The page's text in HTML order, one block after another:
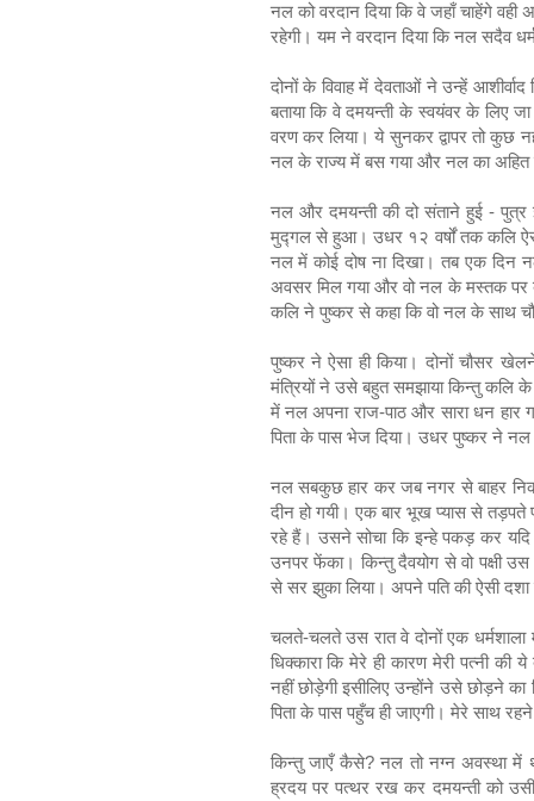
नल को वरदान दिया कि वे जहाँ चाहेंगे
रहेगी। यम ने वरदान दिया कि नल सदैव
दोनों के विवाह में देवताओं ने उन्हें
बताया कि वे दमयन्ती के स्वयंवर के लिए
वरण कर लिया। ये सुनकर द्वापर तो कुछ
नल के राज्य में बस गया और नल का अहित
नल और दमयन्ती की दो संताने हुई - पुत्र
मुद्गल से हुआ। उधर १२ वर्षों तक कलि
नल में कोई दोष ना दिखा। तब एक
अवसर मिल गया और वो नल के मस्तक पर
कलि ने पुष्कर से कहा कि वो नल के
पुष्कर ने ऐसा ही किया। दोनों चौसर
मंत्रियों ने उसे बहुत समझाया किन्तु कलि
में नल अपना राज-पाठ और सारा धन हार
पिता के पास भेज दिया। उधर पुष्कर ने नल
नल सबकुछ हार कर जब नगर से बाहर
दीन हो गयी। एक बार भूख प्यास से तड़पते
रहे हैं। उसने सोचा कि इन्हे पकड़ कर
उनपर फेंका। किन्तु दैवयोग से वो पक्षी
से सर झुका लिया। अपने पति की ऐसी
चलते-चलते उस रात वे दोनों एक
धिक्कारा कि मेरे ही कारण मेरी पत्नी
नहीं छोड़ेगी इसीलिए उन्होंने उसे छोड़ने
पिता के पास पहुँच ही जाएगी। मेरे साथ
किन्तु जाएँ कैसे? नल तो नग्न अवस्था में
ह्रदय पर पत्थर रख कर दमयन्ती को